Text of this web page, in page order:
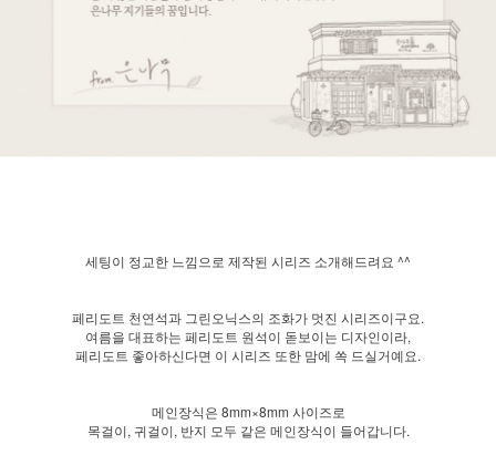
세팅이 정교한 느낌으로 제작된 시리즈 소개해드려요 ^^
페리도트 천연석과 그린오닉스의 조화가 멋진 시리즈이구요.
여름을 대표하는 페리도트 원석이 돋보이는 디자인이라,
페리도트 좋아하신다면 이 시리즈 또한 맘에 쏙 드실거예요.
메인장식은 8mm×8mm 사이즈로
목걸이, 귀걸이, 반지 모두 같은 메인장식이 들어갑니다.